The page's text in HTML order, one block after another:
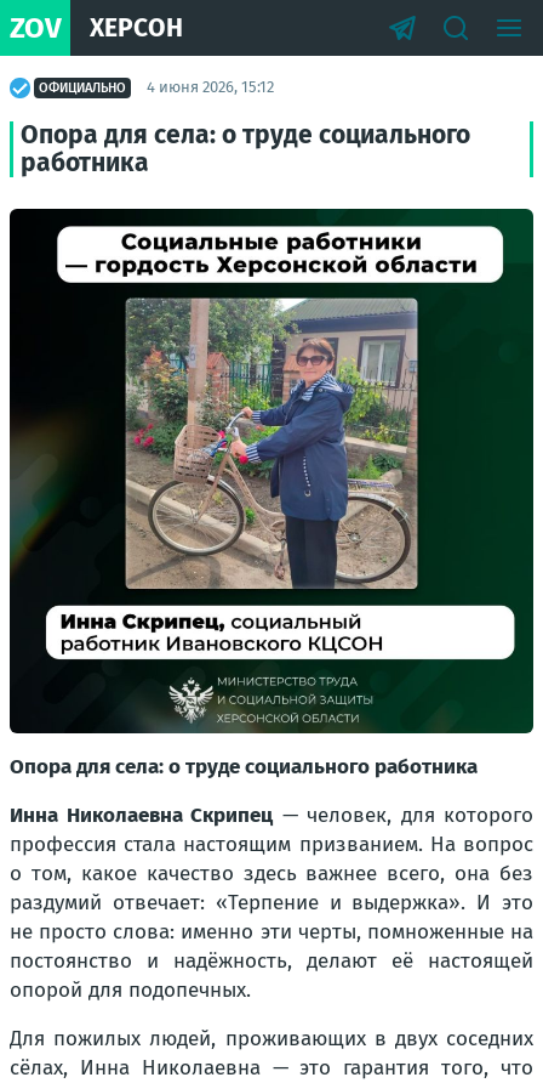
ZOV ХЕРСОН
ОФИЦИАЛЬНО 4 июня 2026, 15:12
Опора для села: о труде социального
работника
Опора для села: о труде социального работника
Инна Николаевна Скрипец— человек, для которого
профессия стала настоящим призванием. На вопрос
о том, какое качество здесь важнее всего, она без
раздумий отвечает: «Терпение и выдержка». И это
не просто слова: именно эти черты, помноженные на
постоянство и надёжность, делают её настоящей
опорой для подопечных.
Для пожилых людей, проживающих в двух соседних
сёлах, Инна Николаевна — это гарантия того, что